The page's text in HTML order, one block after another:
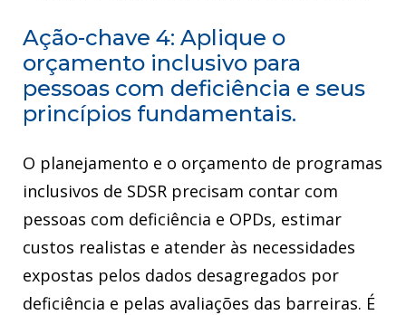
Ação-chave 4: Aplique o
orçamento inclusivo para
pessoas com deficiência e seus
princípios fundamentais.
O planejamento e o orçamento de programas
inclusivos de SDSR precisam contar com
pessoas com deficiência e OPDs, estimar
custos realistas e atender às necessidades
expostas pelos dados desagregados por
deficiência e pelas avaliações das barreiras. É